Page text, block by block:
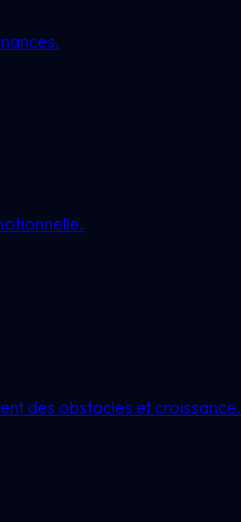
des obstacles et croissance.